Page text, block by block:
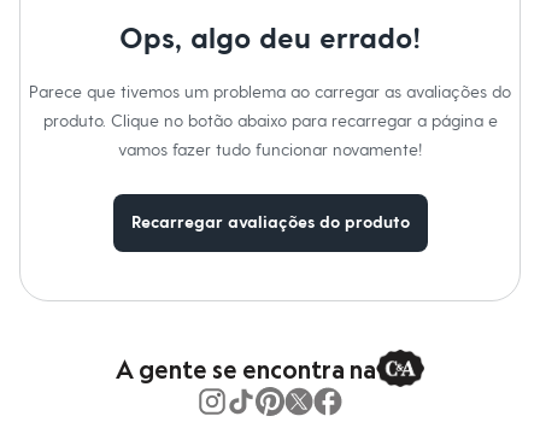
Inverno
Novidades
Roupas
Camisetas e Regatas
Casacos e Jaquetas
Polos
Acessórios
Ops, algo deu errado!
Parece que tivemos um problema ao carregar as avaliações do
produto. Clique no botão abaixo para recarregar a página e
vamos fazer tudo funcionar novamente!
Recarregar avaliações do produto
A gente se encontra na